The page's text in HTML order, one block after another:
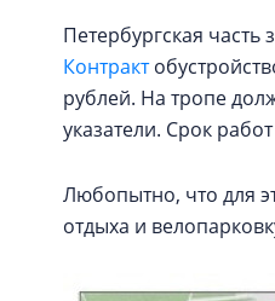
Петербургская
Контракт
рублей. На тропе
указатели. Срок
Любопытно, что для
отдыха и